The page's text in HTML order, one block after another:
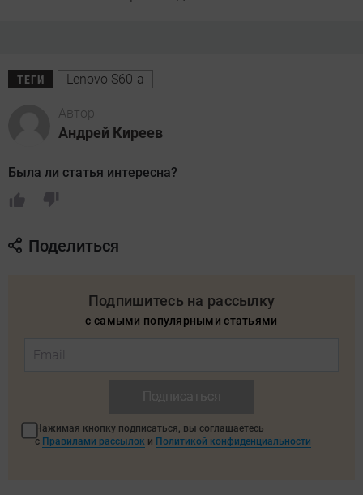
ТЕГИ Lenovo S60-a
Автор
Андрей Киреев
Была ли статья интересна?
Поделиться
Подпишитесь на рассылку
с самыми популярными статьями
Нажимая кнопку подписаться, вы соглашаетесь
с Правилами рассылок и Политикой конфиденциальности